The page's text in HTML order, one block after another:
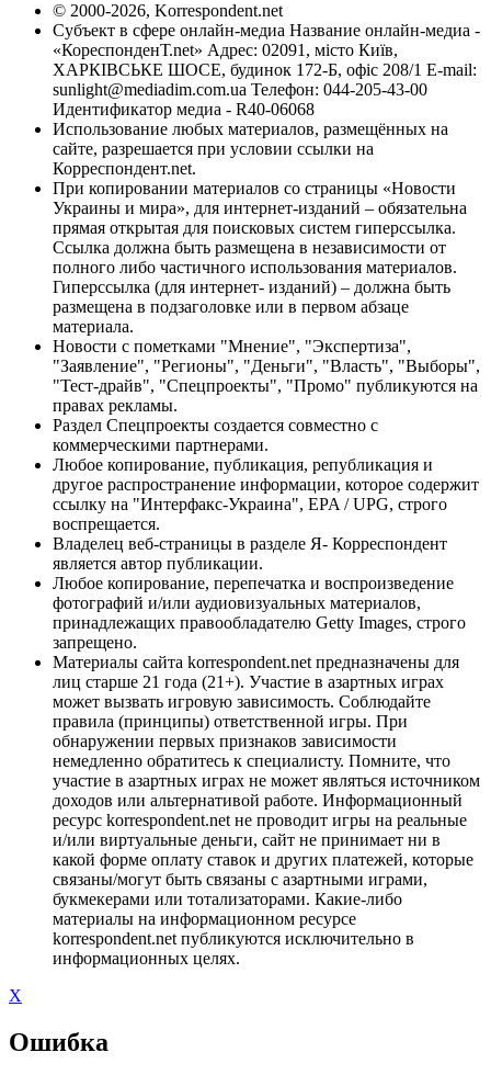
© 2000-2026, Korrespondent.net
Субъект в сфере онлайн-медиа Название онлайн-медиа -
«КореспонденТ.net» Адрес: 02091, місто Київ,
ХАРКІВСЬКЕ ШОСЕ, будинок 172-Б, офіс 208/1 E-mail:
sunlight@mediadim.com.ua Телефон: 044-205-43-00
Идентификатор медиа - R40-06068
Использование любых материалов, размещённых на
сайте, разрешается при условии ссылки на
Корреспондент.net.
При копировании материалов со страницы «Новости
Украины и мира», для интернет-изданий – обязательна
прямая открытая для поисковых систем гиперссылка.
Ссылка должна быть размещена в независимости от
полного либо частичного использования материалов.
Гиперссылка (для интернет- изданий) – должна быть
размещена в подзаголовке или в первом абзаце
материала.
Новости с пометками "Мнение", "Экспертиза",
"Заявление", "Регионы", "Деньги", "Власть", "Выборы",
"Тест-драйв", "Спецпроекты", "Промо" публикуются на
правах рекламы.
Раздел Спецпроекты создается совместно с
коммерческими партнерами.
Любое копирование, публикация, републикация и
другое распространение информации, которое содержит
ссылку на "Интерфакс-Украина", EPA / UPG, строго
воспрещается.
Владелец веб-страницы в разделе Я- Корреспондент
является автор публикации.
Любое копирование, перепечатка и воспроизведение
фотографий и/или аудиовизуальных материалов,
принадлежащих правообладателю Getty Images, строго
запрещено.
Материалы сайта korrespondent.net предназначены для
лиц старше 21 года (21+). Участие в азартных играх
может вызвать игровую зависимость. Соблюдайте
правила (принципы) ответственной игры. При
обнаружении первых признаков зависимости
немедленно обратитесь к специалисту. Помните, что
участие в азартных играх не может являться источником
доходов или альтернативой работе. Информационный
ресурс korrespondent.net не проводит игры на реальные
и/или виртуальные деньги, сайт не принимает ни в
какой форме оплату ставок и других платежей, которые
связаны/могут быть связаны с азартными играми,
букмекерами или тотализаторами. Какие-либо
материалы на информационном ресурсе
korrespondent.net публикуются исключительно в
информационных целях.
X
Ошибка